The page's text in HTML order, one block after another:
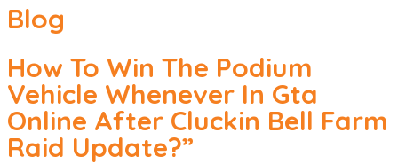
Blog
How To Win The Podium
Vehicle Whenever In Gta
Online After Cluckin Bell Farm
Raid Update?”